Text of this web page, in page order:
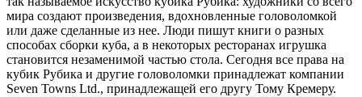
мира создают произведения, вдохновленные головоломкой
или даже сделанные из нее. Люди пишут книги о разных
способах сборки куба, а в некоторых ресторанах игрушка
становится незаменимой частью стола. Сегодня все права на
кубик Рубика и другие головоломки принадлежат компании
Seven Towns Ltd., принадлежащей его другу Тому Кремеру.